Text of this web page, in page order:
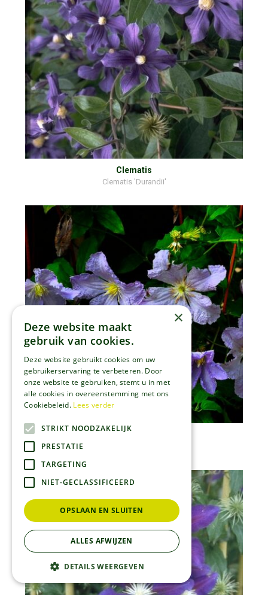
Clematis
Clematis 'Durandii'
Clematis
×
Deze website maakt
gebruik van cookies.
Deze website gebruikt cookies om uw
gebruikerservaring te verbeteren. Door
onze website te gebruiken, stemt u in met
alle cookies in overeenstemming met ons
Cookiebeleid. Lees verder
STRIKT NOODZAKELIJK
PRESTATIE
TARGETING
NIET-GECLASSIFICEERD
OPSLAAN EN SLUITEN
ALLES AFWIJZEN
DETAILS WEERGEVEN